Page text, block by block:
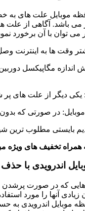
باشد. آگاهی از علت
توان با آن برخورد
وقت ها به اینترنت
اندازه مگاپیکسل
یکی دیگر از علت های پر
در صورتی که
بایستی مطلوب ترین
تخفیف های ویژه
اندرویدی با
هایی که در صورت
زیادی آنها را مورد
موبایل اندرویدی به